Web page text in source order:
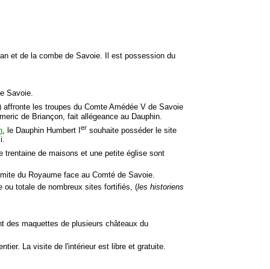
et de la combe de Savoie. Il est possession du
Savoie.
affronte les troupes du Comte Amédée V de Savoie
de Briançon, fait allégeance au Dauphin.
, le Dauphin Humbert Ier souhaite posséder le site
trentaine de maisons et une petite église sont
du Royaume face au Comté de Savoie.
ou totale de nombreux sites fortifiés, (les historiens
des maquettes de plusieurs châteaux du
La visite de l'intérieur est libre et gratuite.